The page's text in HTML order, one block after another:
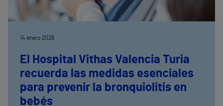
14 enero 2026
El Hospital Vithas Valencia Turia
recuerda las medidas esenciales
para prevenir la bronquiolitis en
bebés